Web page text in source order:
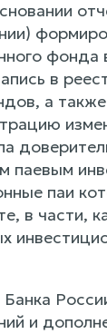
фонда
в
а также
паевым
паи
в части,
Банка
и